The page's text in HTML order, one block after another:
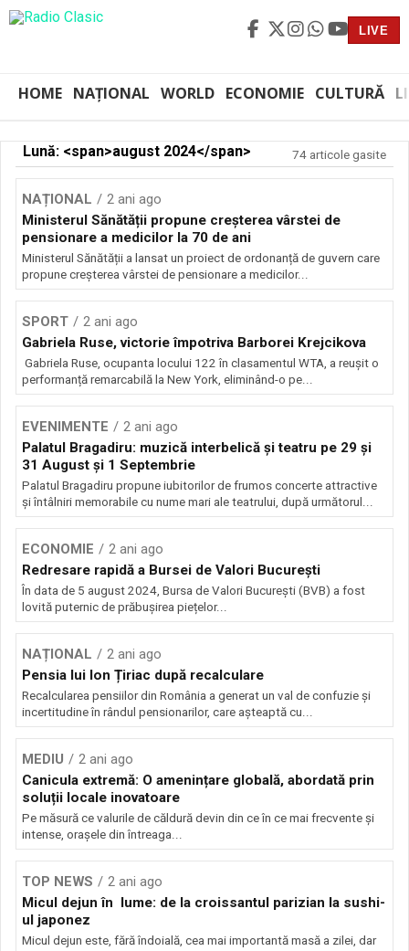
LIVE
HOME NAȚIONAL WORLD ECONOMIE CULTURĂ
Lună: <span>august 2024</span> 74 articole gasite
NAȚIONAL
2 ani ago
Ministerul Sănătății propune creșterea vârstei de
pensionare a medicilor la 70 de ani
Ministerul Sănătății a lansat un proiect de ordonanță de guvern care
propune creșterea vârstei de pensionare a medicilor...
SPORT
2 ani ago
Gabriela Ruse, victorie împotriva Barborei Krejcikova
Gabriela Ruse, ocupanta locului 122 în clasamentul WTA, a reușit o
performanță remarcabilă la New York, eliminând-o pe...
EVENIMENTE
2 ani ago
Palatul Bragadiru: muzică interbelică şi teatru pe 29 şi
31 August şi 1 Septembrie
Palatul Bragadiru propune iubitorilor de frumos concerte attractive
şi întâlniri memorabile cu nume mari ale teatrului, după următorul...
ECONOMIE
2 ani ago
Redresare rapidă a Bursei de Valori București
În data de 5 august 2024, Bursa de Valori București (BVB) a fost
lovită puternic de prăbușirea piețelor...
NAȚIONAL
2 ani ago
Pensia lui Ion Țiriac după recalculare
Recalcularea pensiilor din România a generat un val de confuzie și
incertitudine în rândul pensionarilor, care așteaptă cu...
MEDIU
2 ani ago
Canicula extremă: O amenințare globală, abordată prin
soluții locale inovatoare
Pe măsură ce valurile de căldură devin din ce în ce mai frecvente și
intense, orașele din întreaga...
TOP NEWS
2 ani ago
Micul dejun în lume: de la croissantul parizian la sushi-
ul japonez
Micul dejun este, fără îndoială, cea mai importantă masă a zilei, dar